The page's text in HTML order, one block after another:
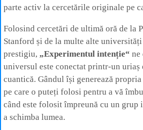
parte activ la cercetările originale pe
Folosind cercetări de ultimă oră de la
Stanford și de la multe alte
prestigiu, „Experimentul intenție“ ne
universul este conectat printr-un uriaș
cuantică. Gândul își generează
pe care o puteți folosi pentru a vă
când este folosit împreună cu un grup
a schimba lumea.